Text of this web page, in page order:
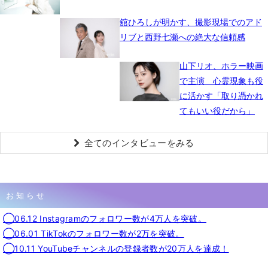
舘ひろしが明かす、撮影現場でのアド
リブと西野七瀬への絶大な信頼感
山下リオ、ホラー映画
で主演 心霊現象も役
に活かす「取り憑かれ
てもいい役だから」
全てのインタビューをみる
お知らせ
◯06.12 Instagramのフォロワー数が4万人を突破。
◯06.01 TikTokのフォロワー数が2万を突破。
◯10.11 YouTubeチャンネルの登録者数が20万人を達成！